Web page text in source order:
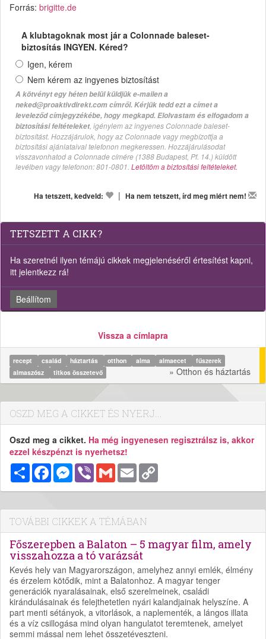
Forrás: brigitte.de
A klubtagoknak most jár a Colonnade baleset-
biztosítás INGYEN. Kéred?
Igen, kérem
Nem kérem az ingyenes biztosítást
A kötvényt egy héten belül küldjük e-mailen a
neked@proaktivdirekt.com címről. Kérjük tedd ezt a címet a
leveleződ címjegyzékébe, hogy megkapd. Elolvastam és elfogadom a
biztosítási feltételeket, igénylem az ingyenes Colonnade baleset-
biztosítást. Hozzájárulok, hogy az Colonnade vagy megbízottja a
biztosítási ajánlataival telefonon megkeressen. Hozzájárulásodat
visszavonhatod a Colonnade címére (1388 Budapest, Pf. 14.) küldött
levélben vagy telefonon: 801-0801. Letöltöm a biztosítási feltételeket.
Ha tetszett, kedveld: | Ha nem tetszett, írd meg miért nem!
TETSZETT A CIKK?
Ha szeretnél ilyen témájú cikkek megjelenéséről értesítést kapni,
itt jelentkezz rá!
Beállítom
Vissza a címlapra
recept család háztartás otthon alma almaecet
fűszerek
almaszósz
titkos összetevő » Otthon és háztartás
OSZD MEG A CIKKET ÉS NYERJ...
Oszd meg a cikket. Ha még ingyenesen regisztrálsz is, akkor
ezzel készpénzt is nyerhetsz!
MegosztásFacebookMessenger
Viber Gmail Email
TOVÁBBI CIKKEK A TÉMÁBAN
Főszerepben a Balaton – 5 magyar film, amely
visszahozza a tó varázsát
Kevés hely van Magyarországon, amelyhez annyi emlék, élmény
és érzelem kötődik, mint a Balatonhoz. A magyar tenger
generációk nyaralásainak, első szerelmeinek, családi
kirándulásainak és felejthetetlen nyári kalandjainak helyszíne. A
part menti sétányok, a vitorlások, a naplementék, a lángos illata
és a víz csillogása mind olyan hangulatot teremtenek, amelyet
semmi mással nem lehet összetéveszteni.